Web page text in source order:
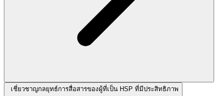
เชี่ยวชาญกลยุทธ์การสื่อสารของผู้ที่เป็น HSP ที่มีประสิทธิภาพ